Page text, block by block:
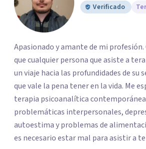
Verificado
Apasionado y amante de mi
que cualquier persona que asiste a
un viaje hacia las profundidades de su
que vale la pena tener en la vida. Me
terapia psicoanalítica
problemáticas interpersonales,
autoestima y problemas de alimentación.
es necesario estar mal para asistir a